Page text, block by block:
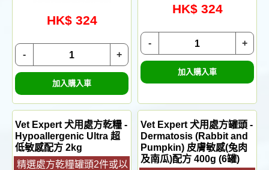
HK$ 324
+
-
加入購入車
HK$ 324
+
-
加入購入車
Vet Expert 犬用處方乾糧 -
Hypoallergenic Ultra 超
低敏感配方 2kg
精選處方乾糧罐頭2件或以
Vet Expert 犬用處方罐頭 -
Dermatosis (Rabbit and
Pumpkin) 皮膚敏感(兔肉
及南瓜)配方 400g (6罐)